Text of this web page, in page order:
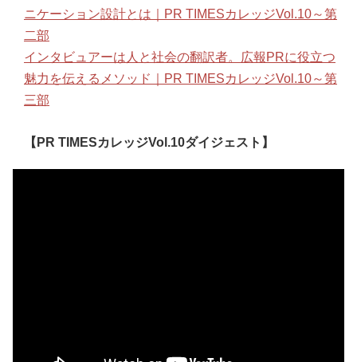
ニケーション設計とは｜PR TIMESカレッジVol.10～第
二部
インタビュアーは人と社会の翻訳者。広報PRに役立つ
魅力を伝えるメソッド｜PR TIMESカレッジVol.10～第
三部
【PR TIMESカレッジVol.10ダイジェスト】